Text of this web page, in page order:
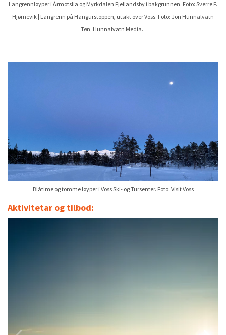
Langrennløyper i Årmotslia og Myrkdalen Fjellandsby i bakgrunnen. Foto: Sverre F.
Hjørnevik | Langrenn på Hangurstoppen, utsikt over Voss. Foto: Jon Hunnalvatn
Tøn, Hunnalvatn Media.
Blåtime og tomme løyper i Voss Ski- og Tursenter. Foto: Visit Voss
Aktivitetar og tilbod: